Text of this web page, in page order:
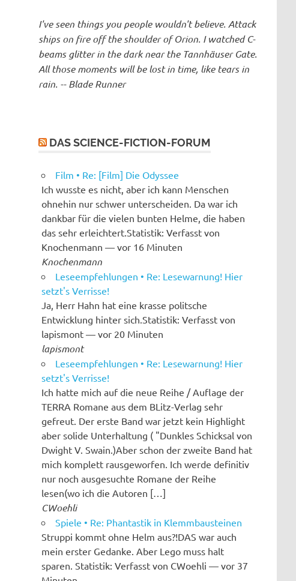
I've seen things you people wouldn't believe. Attack
ships on fire off the shoulder of Orion. I watched C-
beams glitter in the dark near the Tannhäuser Gate.
All those moments will be lost in time, like tears in
rain. -- Blade Runner
DAS SCIENCE-FICTION-FORUM
Film • Re: [Film] Die Odyssee
Ich wusste es nicht, aber ich kann Menschen
ohnehin nur schwer unterscheiden. Da war ich
dankbar für die vielen bunten Helme, die haben
das sehr erleichtert.Statistik: Verfasst von
Knochenmann — vor 16 Minuten
Knochenmann
Leseempfehlungen • Re: Lesewarnung! Hier
setzt's Verrisse!
Ja, Herr Hahn hat eine krasse politsche
Entwicklung hinter sich.Statistik: Verfasst von
lapismont — vor 20 Minuten
lapismont
Leseempfehlungen • Re: Lesewarnung! Hier
setzt's Verrisse!
Ich hatte mich auf die neue Reihe / Auflage der
TERRA Romane aus dem BLitz-Verlag sehr
gefreut. Der erste Band war jetzt kein Highlight
aber solide Unterhaltung ( "Dunkles Schicksal von
Dwight V. Swain.)Aber schon der zweite Band hat
mich komplett rausgeworfen. Ich werde definitiv
nur noch ausgesuchte Romane der Reihe
lesen(wo ich die Autoren […]
CWoehli
Spiele • Re: Phantastik in Klemmbausteinen
Struppi kommt ohne Helm aus?!DAS war auch
mein erster Gedanke. Aber Lego muss halt
sparen. Statistik: Verfasst von CWoehli — vor 37